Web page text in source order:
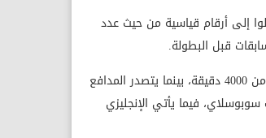
إلى أرقام قياسية من حيث عدد
ووفق بيانات إحصائية، فإن 19 لاعبًا في الدوري الإنجليزي خاضوا أكثر من 4000 دقيقة، بينما يتصدر المدافع
يليه زميله دومينيك سوبوسلاي، فيما يأتي الإنجليزي